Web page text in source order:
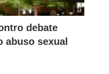
debate
abuso sexual